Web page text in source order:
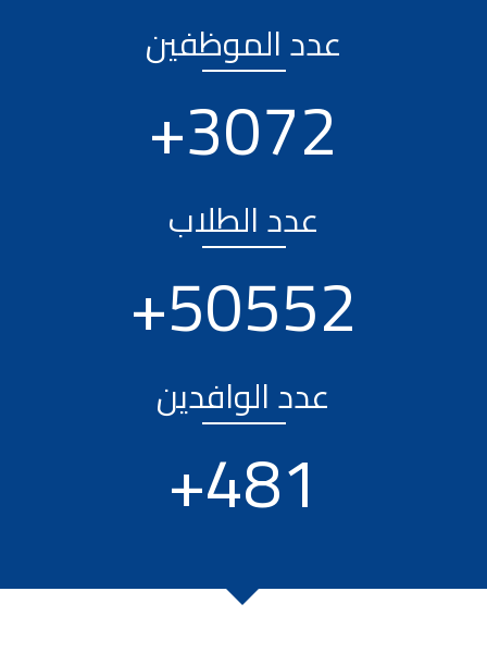
عدد الموظفين
4230
+
عدد الطلاب
69615
+
عدد الوافدين
663
+